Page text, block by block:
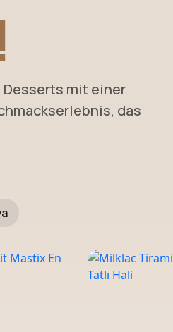
mit einer
das